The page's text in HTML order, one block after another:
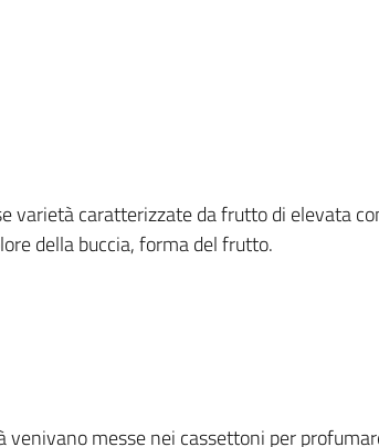
varietà caratterizzate da frutto di elevata
della buccia, forma del frutto.
messe nei cassettoni per